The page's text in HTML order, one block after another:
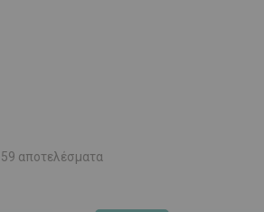
αποτελέσματα